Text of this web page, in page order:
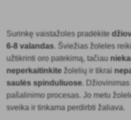
Surinkęvaistažoles pradėkite
6-8 valandas. Šviežias žoleles
užtikrinti oro patekimą, tačiau
neperkaitinkite žolelių ir tikrai
saulės spinduliuose.
pašalinimo procesas. Jo metu
sveika ir tinkama perdirbti žaliava.